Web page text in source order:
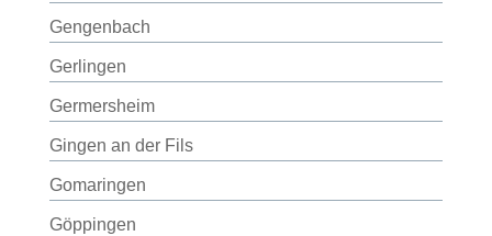
Gengenbach
Gerlingen
Germersheim
Gingen an der Fils
Gomaringen
Göppingen